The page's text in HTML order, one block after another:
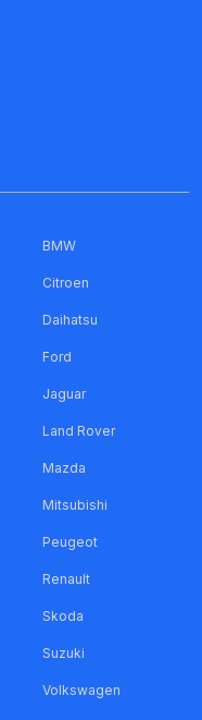
BMW
Citroen
Daihatsu
Ford
Jaguar
Land Rover
Mazda
Mitsubishi
Peugeot
Renault
Skoda
Suzuki
Volkswagen